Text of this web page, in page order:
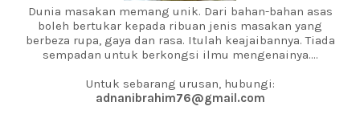
Dunia masakan memang unik. Dari bahan-bahan asas
boleh bertukar kepada ribuan jenis masakan yang
berbeza rupa, gaya dan rasa. Itulah keajaibannya. Tiada
sempadan untuk berkongsi ilmu mengenainya....
Untuk sebarang urusan, hubungi:
adnanibrahim76@gmail.com